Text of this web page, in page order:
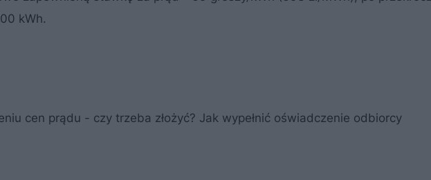
kWh.
cen prądu - czy trzeba złożyć? Jak wypełnić oświadczenie odbiorcy